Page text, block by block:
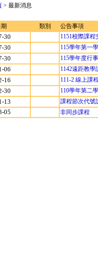
> 最新消息
類別 公告事項
30 1151校際課程
30 115學年第一
30 115學年度行
06 1142遠距教學
16 111-2 線上課
30 110學年第二
13 課程節次代號
05 非同步課程